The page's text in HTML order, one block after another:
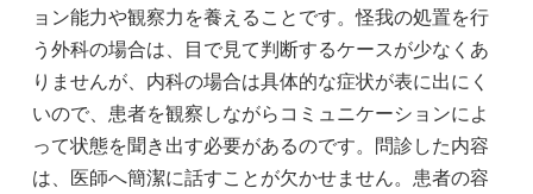
ョン能力や観察力を養えることです。怪我の処置を行
う外科の場合は、目で見て判断するケースが少なくあ
りませんが、内科の場合は具体的な症状が表に出にく
いので、患者を観察しながらコミュニケーションによ
って状態を聞き出す必要があるのです。問診した内容
は、医師へ簡潔に話すことが欠かせません。患者の容